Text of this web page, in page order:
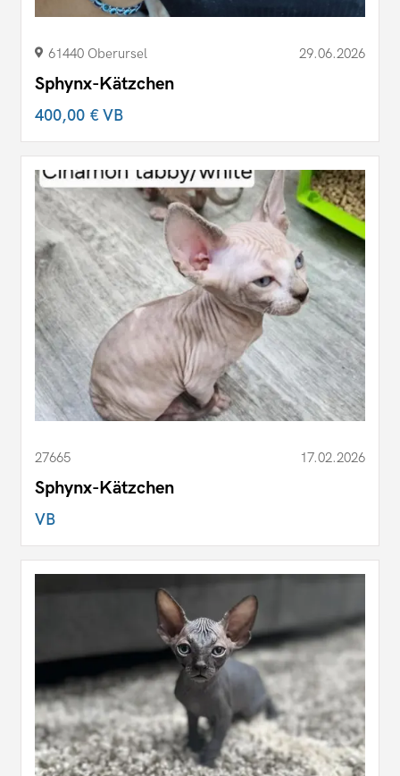
61440 Oberursel 29.06.2026
Sphynx-Kätzchen
400,00 €VB
27665 17.02.2026
Sphynx-Kätzchen
VB